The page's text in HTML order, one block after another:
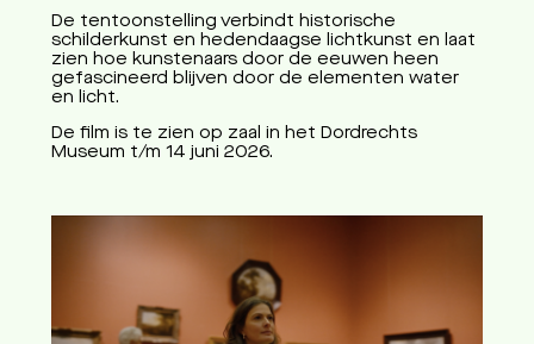
De tentoonstelling verbindt historische
schilderkunst en hedendaagse lichtkunst en laat
zien hoe kunstenaars door de eeuwen heen
gefascineerd blijven door de elementen water
en licht.
De film is te zien op zaal in het Dordrechts
Museum t/m 14 juni 2026.